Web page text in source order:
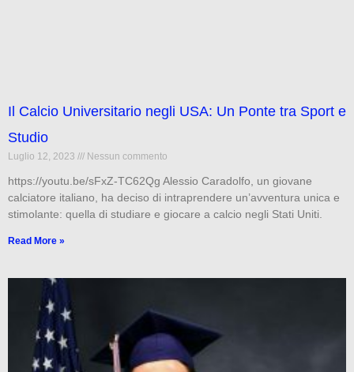
Il Calcio Universitario negli USA: Un Ponte tra Sport e
Studio
Luglio 12, 2023 Nessun commento
https://youtu.be/sFxZ-TC62Qg Alessio Caradolfo, un giovane
calciatore italiano, ha deciso di intraprendere un’avventura unica e
stimolante: quella di studiare e giocare a calcio negli Stati Uniti.
Read More »